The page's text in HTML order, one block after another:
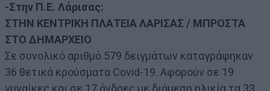
-Στην Π.Ε. Λάρισας:
ΣΤΗΝ ΚΕΝΤΡΙΚΗ ΠΛΑΤΕΙΑ ΛΑΡΙΣΑΣ / ΜΠΡΟΣΤΑ
ΣΤΟ ΔΗΜΑΡΧΕΙΟ
Σε συνολικό αριθμό 579 δειγμάτων καταγράφηκαν
36 θετικά κρούσματα Covid-19. Αφορούν σε 19
γυναίκες και σε 17 άνδρες με διάμεση ηλικία τα 33